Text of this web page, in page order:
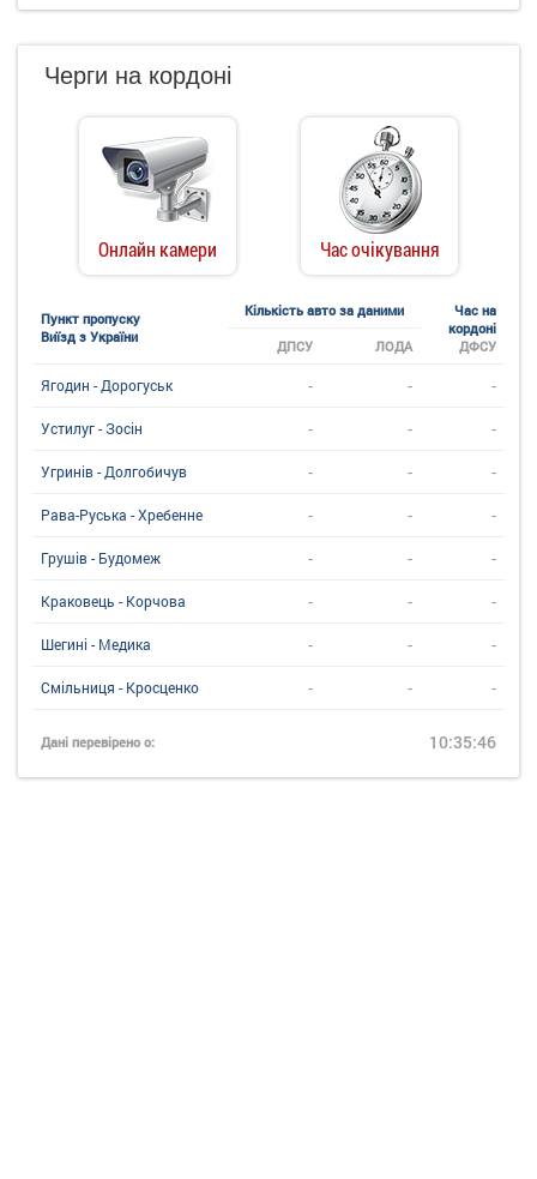
Черги на кордоні
Онлайн камери Час очікування
Пункт пропуску
Виїзд з України
Кількість авто за даними
Час на
кордоні
ДФСУ
ДПСУ ЛОДА
Ягодин - Дорогуськ - - -
Устилуг - Зосін - - -
Угринiв - Долгобичув - - -
Рава-Руська - Хребенне - - -
Грушів - Будомеж - - -
Краковець - Корчова - - -
Шегині - Медика - - -
Смільниця - Кросценко - - -
Дані перевірено о: 10:35:46